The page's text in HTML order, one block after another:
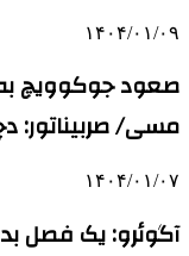
۱۴۰۴/۰۱/۰۹
صعود جوکوویچ
مسی/ صربیناتور:
۱۴۰۴/۰۱/۰۷
آگوئرو: یک فصل